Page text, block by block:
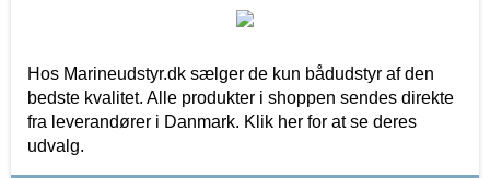
Hos Marineudstyr.dk sælger de kun bådudstyr af den
bedste kvalitet. Alle produkter i shoppen sendes direkte
fra leverandører i Danmark. Klik her for at se deres
udvalg.